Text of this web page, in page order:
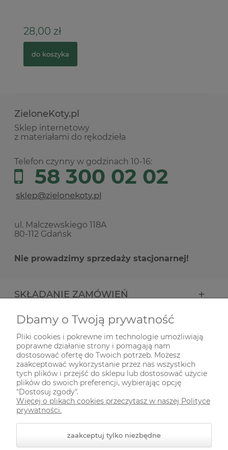
28,00 zł
do koszyka
ZieloneKoty.pl
Sklep internetowy
z materiałami do rękodzieła
Telefon czynny w godzinach 10-16:
58 300 02 02
ul. Malczewskiego 118A
80-112 Gdańsk
Nie prowadzimy sprzedaży stacjonarnej!
SKŁADANIE ZAMÓWIEŃ
INFORMACJE
ODWIEDŹ NAS NA
Dbamy o Twoją prywatność
Pliki cookies i pokrewne im technologie umożliwiają
poprawne działanie strony i pomagają nam
dostosować ofertę do Twoich potrzeb. Możesz
zaakceptować wykorzystanie przez nas wszystkich
tych plików i przejść do sklepu lub dostosować użycie
plików do swoich preferencji, wybierając opcję
"Dostosuj zgody".
Więcej o plikach cookies przeczytasz w naszej Polityce
prywatności.
zaakceptuj tylko niezbędne